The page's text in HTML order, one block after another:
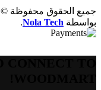
جميع الحقوق محفوظة © 2026
بواسطة Nola Tech
.